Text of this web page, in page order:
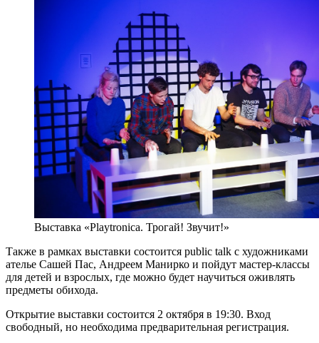
Выставка «Playtronica. Трогай! Звучит!»
Также в рамках выставки состоится public talk с художниками
ателье Сашей Пас, Андреем Манирко и пойдут мастер-классы
для детей и взрослых, где можно будет научиться оживлять
предметы обихода.
Открытие выставки состоится 2 октября в 19:30. Вход
свободный, но необходима предварительная регистрация.